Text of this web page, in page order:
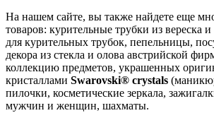
На нашем сайте, вы также найдете еще
товаров: курительные трубки из вереска
для курительных трубок, пепельницы,
декора из стекла и олова австрийской
коллекцию предметов, украшенных
кристаллами Swarovski® crystals
пилочки, косметические зеркала,
мужчин и женщин, шахматы.